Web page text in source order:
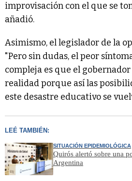
improvisación con el que se
añadió.
Asimismo, el legislador de la
"Pero sin dudas, el peor
compleja es que el gobernador
realidad porque así las
este desastre educativo se
LEÉ TAMBIÉN:
SITUACIÓN EPIDEMIOLÓGICA
Quirós alertó sobre una
Argentina